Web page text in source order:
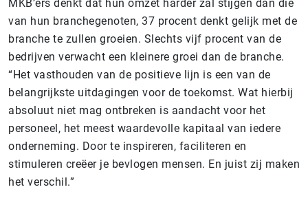
MKB’ers denkt dat hun omzet harder zal stijgen dan die
van hun branchegenoten, 37 procent denkt gelijk met de
branche te zullen groeien. Slechts vijf procent van de
bedrijven verwacht een kleinere groei dan de branche.
“Het vasthouden van de positieve lijn is een van de
belangrijkste uitdagingen voor de toekomst. Wat hierbij
absoluut niet mag ontbreken is aandacht voor het
personeel, het meest waardevolle kapitaal van iedere
onderneming. Door te inspireren, faciliteren en
stimuleren creëer je bevlogen mensen. En juist zij maken
het verschil.”